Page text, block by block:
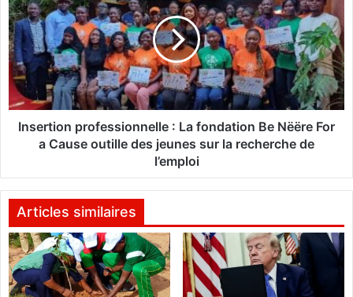
H
a
d
j
2
0
2
c
i
t
é
d
s
e
r
t
i
o
n
e
i
o
n
n
Insertion professionnelle : La fondation Be Nëëre For
a Cause outille des jeunes sur la recherche de
l’emploi
Articles similaires